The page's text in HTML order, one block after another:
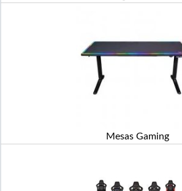
Mesas Gaming